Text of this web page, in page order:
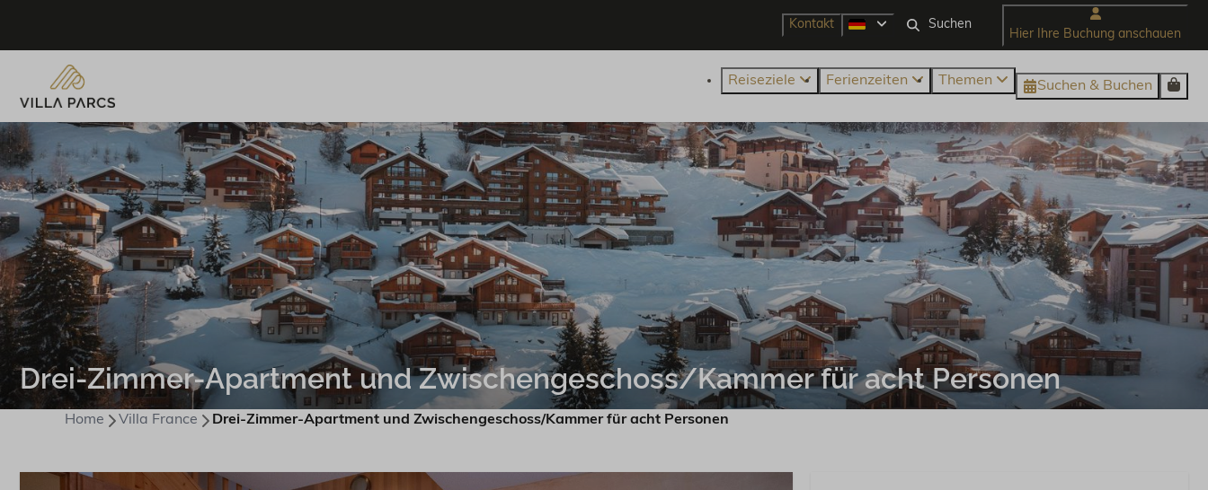
Kontakt
Hier Ihre Buchung anschauen
Reiseziele Ferienzeiten Themen Suchen & Buchen
Drei-Zimmer-Apartment und Zwischengeschoss/Kammer für acht Personen
Home Villa France Drei-Zimmer-Apartment und Zwischengeschoss/Kammer für acht Personen